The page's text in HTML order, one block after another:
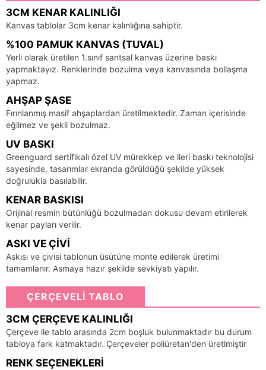
3CM KENAR KALINLIĞI
Kanvas tablolar 3cm kenar kalınlığına sahiptir.
%100 PAMUK KANVAS (TUVAL)
Yerli olarak üretilen 1.sınıf santsal kanvas üzerine baskı
yapmaktayız. Renklerinde bozulma veya kanvasında bollaşma
yapmaz.
AHŞAP ŞASE
Fırınlanmış masif ahşaplardan üretilmektedir. Zaman içerisinde
eğilmez ve şekli bozulmaz.
UV BASKI
Greenguard sertifikalı özel UV mürekkep ve ileri baskı teknolojisi
sayesinde, tasarımlar ekranda görüldüğü şekilde yüksek
doğrulukla basılabilir.
KENAR BASKISI
Orijinal resmin bütünlüğü bozulmadan dokusu devam etirilerek
kenar payları verilir.
ASKI VE ÇIVI
Askısı ve çivisi tablonun üsütüne monte edilerek üretimi
tamamlanır. Asmaya hazır şekilde sevkiyatı yapılır.
ÇERÇEVELİ TABLO
3CM ÇERÇEVE KALINLIĞI
Çerçeve ile tablo arasında 2cm boşluk bulunmaktadır bu durum
tabloya fark katmaktadır. Çerçeveler poliüretan'den üretlmiştir
RENK SEÇENEKLERI